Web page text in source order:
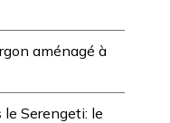
aménagé à
le Serengeti: le